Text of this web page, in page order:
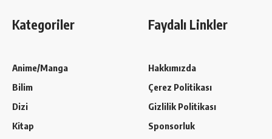
Kategoriler
Anime/Manga
Bilim
Dizi
Kitap
Faydalı Linkler
Hakkımızda
Çerez Politikası
Gizlilik Politikası
Sponsorluk